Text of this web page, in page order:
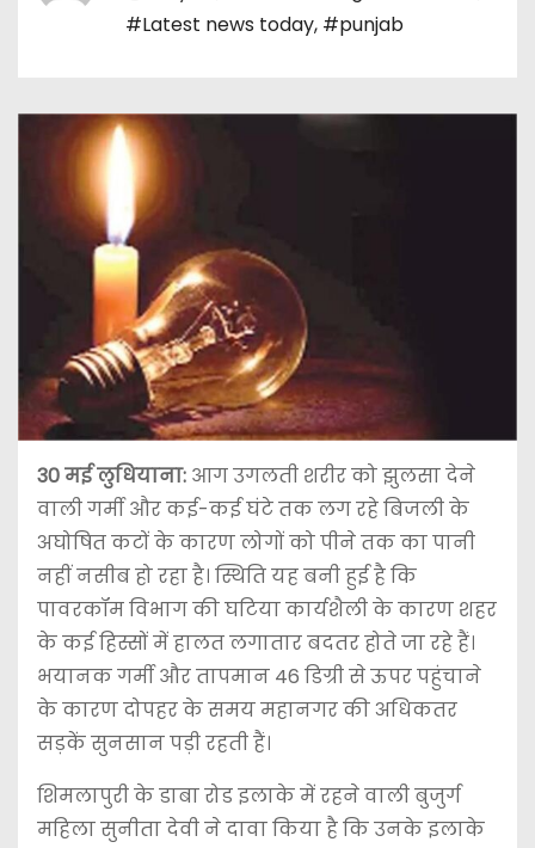
#Latest news today, #punjab
30 मई लुधियाना: आग उगलती शरीर को झुलसा देने
वाली गर्मी और कई-कई घंटे तक लग रहे बिजली के
अघोषित कटों के कारण लोगों को पीने तक का पानी
नहीं नसीब हो रहा है। स्थिति यह बनी हुई है कि
पावरकॉम विभाग की घटिया कार्यशैली के कारण शहर
के कई हिस्सों में हालत लगातार बदतर होते जा रहे हैं।
भयानक गर्मी और तापमान 46 डिग्री से ऊपर पहुंचाने
के कारण दोपहर के समय महानगर की अधिकतर
सड़कें सुनसान पड़ी रहती हैं।
शिमलापुरी के डाबा रोड इलाके में रहने वाली बुजुर्ग
महिला सुनीता देवी ने दावा किया है कि उनके इलाके